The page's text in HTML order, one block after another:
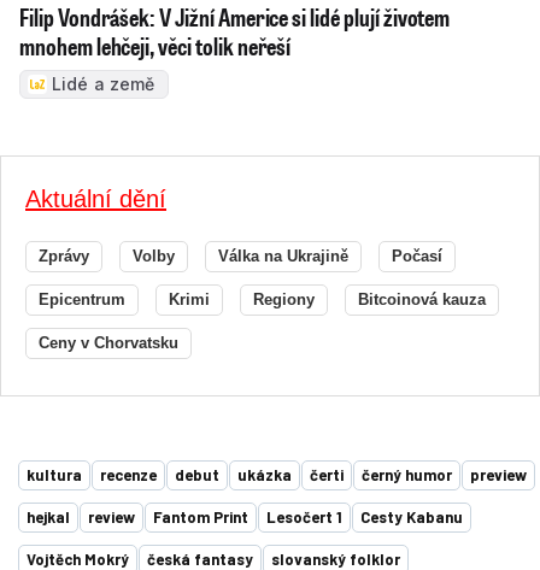
Filip Vondrášek: V Jižní Americe si lidé plují životem
mnohem lehčeji, věci tolik neřeší
Lidé a země
Aktuální dění
Zprávy Volby Válka na Ukrajině Počasí
Epicentrum Krimi Regiony Bitcoinová kauza
Ceny v Chorvatsku
kultura recenze debut ukázka čerti černý humor preview
hejkal review Fantom Print Lesočert 1 Cesty Kabanu
Vojtěch Mokrý česká fantasy slovanský folklor